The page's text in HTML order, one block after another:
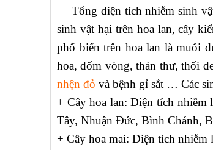
Tổng diện tích nhiễm sinh
sinh vật hại trên hoa lan, cây
phổ biến trên hoa lan là muỗi
hoa, đốm vòng, thán thư, thối
nhện đỏ và bệnh gỉ sắt … Các
+ Cây hoa lan: Diện tích nhiễm
Tây, Nhuận Đức, Bình Chánh,
+ Cây hoa mai: Diện tích